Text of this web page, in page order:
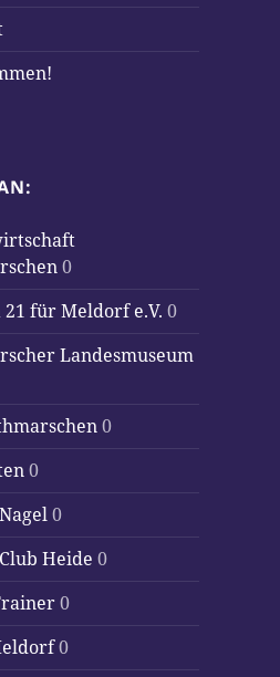
0
21 für Meldorf e.V. 0
Landesmuseum
0
0
0
Heide 0
0
0